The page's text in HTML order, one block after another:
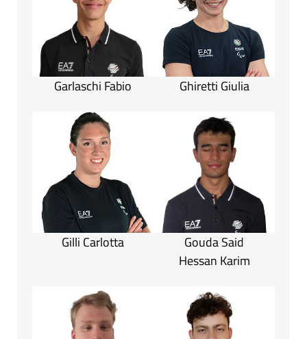
Garlaschi Fabio Ghiretti Giulia
Gilli Carlotta
Gouda Said
Hessan Karim